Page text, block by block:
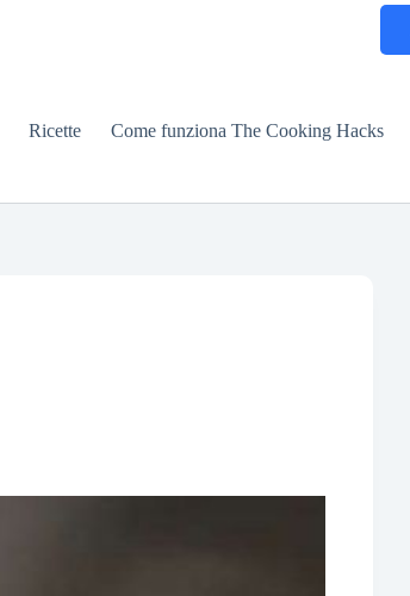
Ricette Come funziona The Cooking Hacks